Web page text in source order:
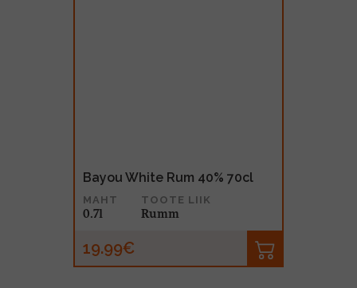
Bayou White Rum 40% 70cl
MAHT
0.7l
TOOTE LIIK
Rumm
19.99€